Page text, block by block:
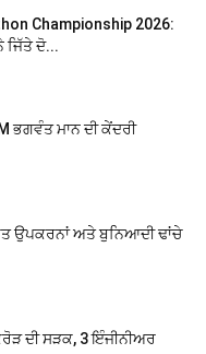
Championship 2026:
ਜਿੱਤੇ ਦੋ...
ਭਗਵੰਤ ਮਾਨ ਦੀ ਕੇਂਦਰੀ
ਉਪਕਰਨਾਂ ਅਤੇ ਬੁਨਿਆਦੀ ਢਾਂਚੇ
ਦੀ ਸੜਕ, 3 ਇੰਜੀਨੀਅਰ